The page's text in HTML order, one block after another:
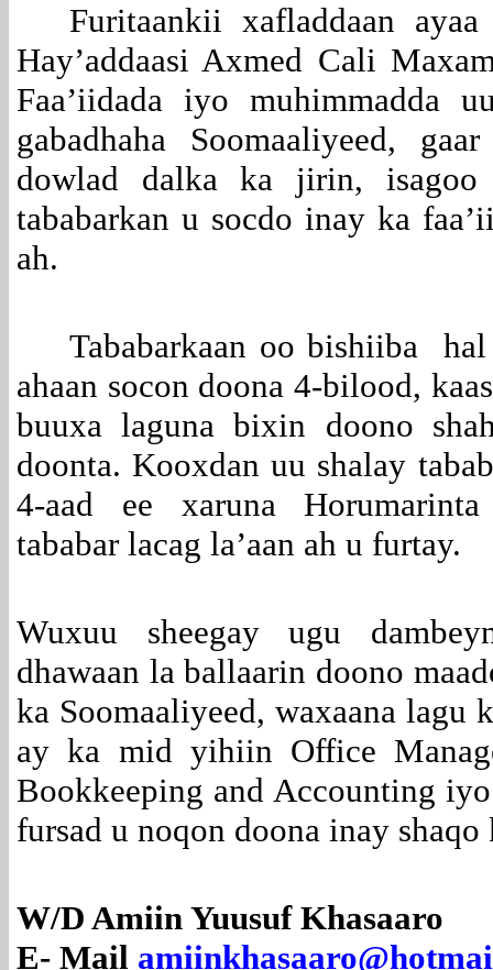
Furitaankii xafladdaan
Hay’addaasi Axmed Cali
Faa’iidada iyo muhimmadda
gabadhaha Soomaaliyeed,
dowlad dalka ka jirin, isagoo
tababarkan u socdo inay ka
ah.
Tababarkaan oo bishiiba
ahaan socon doona 4-bilood,
buuxa laguna bixin doono
doonta. Kooxdan uu shalay
4-aad ee xaruna Horumarinta
tababar lacag la’aan ah u furtay.
Wuxuu sheegay ugu
dhawaan la ballaarin doono
ka Soomaaliyeed, waxaana lagu
ay ka mid yihiin Office
Bookkeeping and Accounting
fursad u noqon doona inay shaqo
W/D Amiin Yuusuf Khasaaro
E- Mail